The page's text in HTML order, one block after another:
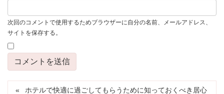
次回のコメントで使用するためブラウザーに自分の名前、メールアドレス、
サイトを保存する。
ホテルで快適に過ごしてもらうために知っておくべき居心